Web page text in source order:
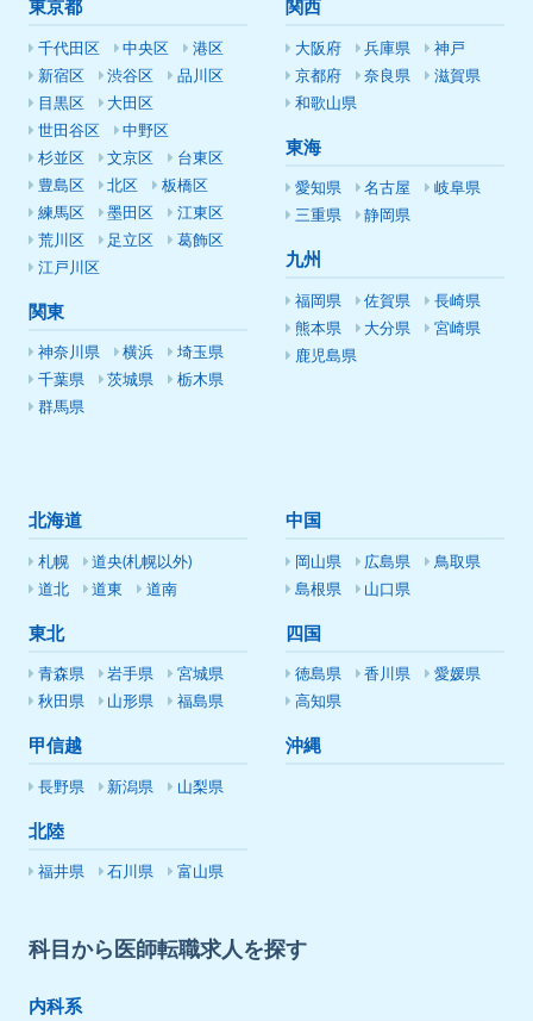
東京都
千代田区 中央区
港区
新宿区
渋谷区
品川区
目黒区
大田区
世田谷区
中野区
杉並区
文京区
台東区
豊島区
北区
板橋区
練馬区
墨田区
江東区
荒川区
足立区
葛飾区
江戸川区
関東
神奈川県 横浜
埼玉県
千葉県
茨城県
栃木県
群馬県
関西
大阪府 兵庫県
神戸
京都府
奈良県
滋賀県
和歌山県
東海
愛知県 名古屋
岐阜県
三重県
静岡県
九州
福岡県 佐賀県
長崎県
熊本県
大分県
宮崎県
鹿児島県
北海道
札幌
道央(札幌以外)
道北
道東 道南
東北
青森県 岩手県
宮城県
秋田県
山形県 福島県
甲信越
長野県 新潟県 山梨県
北陸
福井県 石川県 富山県
中国
岡山県 広島県
鳥取県
島根県
山口県
四国
徳島県 香川県
愛媛県
高知県
沖縄
科目から医師転職求人を探す
内科系